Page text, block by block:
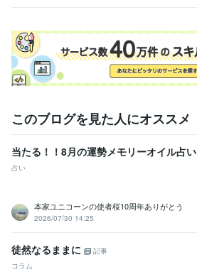
このブログを見た人にオススメ
当たる！！8月の運勢メモリーオイル占い
占い
本家ユニコーンの使者桜10周年ありがとう
2026/07/30 14:25
徒然なるままに
記事
コラム